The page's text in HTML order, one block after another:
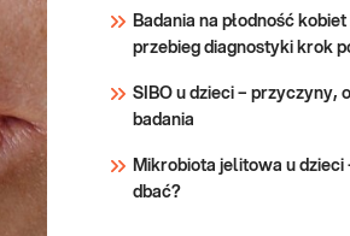
przydatne w
serologicznej
opryszczki.
Sprawdź
Badania na płodność
przebieg diagnostyki krok
SIBO u dzieci – przyczyny,
badania
Mikrobiota jelitowa u dzieci
dbać?